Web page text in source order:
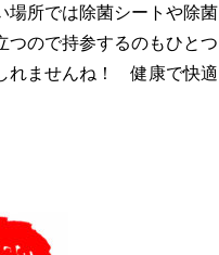
場所では除菌シートや除菌
つので持参するのもひとつ
れませんね！ 健康で快適